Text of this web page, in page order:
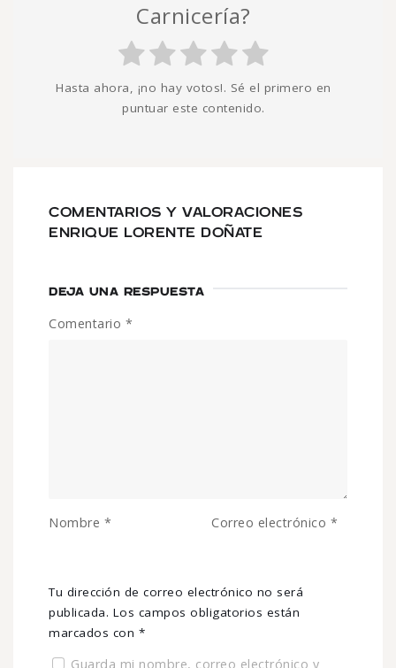
Carnicería?
Hasta ahora, ¡no hay votos!. Sé el primero en
puntuar este contenido.
COMENTARIOS Y VALORACIONES
ENRIQUE LORENTE DOÑATE
DEJA UNA RESPUESTA
Tu dirección de correo electrónico no será
publicada. Los campos obligatorios están
marcados con *
Comentario *
Nombre * Correo electrónico *
Guarda mi nombre, correo electrónico y